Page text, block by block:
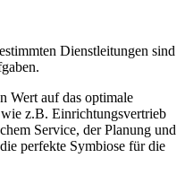
Dienstleitungen sind
Wert auf das optimale
z.B. Einrichtungsvertrieb
Service, der Planung und
perfekte Symbiose für die